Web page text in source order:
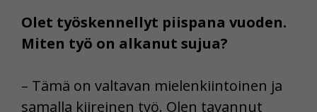
Olet työskennellyt piispana vuoden.
Miten työ on alkanut sujua?
– Tämä on valtavan mielenkiintoinen ja
samalla kiireinen työ. Olen tavannut